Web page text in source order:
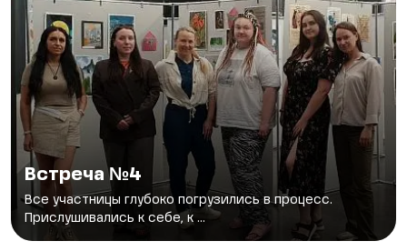
Встреча №4
Все участницы глубоко погрузились в процесс.
Прислушивались к себе, к ...